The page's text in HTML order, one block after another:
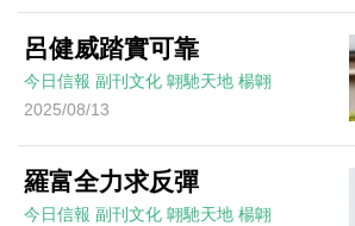
呂健威踏實可靠
今日信報 副刊文化 翺馳天地 楊翺
2025/08/13
羅富全力求反彈
今日信報 副刊文化 翺馳天地 楊翺